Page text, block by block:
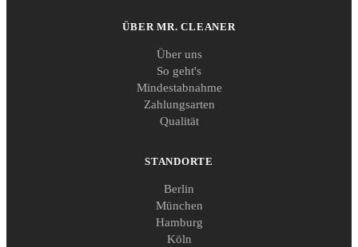
ÜBER MR. CLEANER
Über uns
So geht's
Mindestabnahme
Zahlungsarten
Qualität
STANDORTE
Berlin
München
Hamburg
Köln